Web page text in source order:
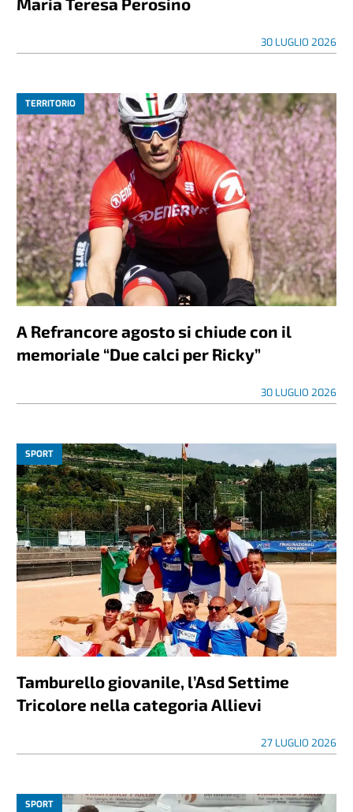
30 LUGLIO 2026
TERRITORIO
A Refrancore agosto si chiude con il
memoriale “Due calci per Ricky”
30 LUGLIO 2026
SPORT
Tamburello giovanile, l’Asd Settime
Tricolore nella categoria Allievi
27 LUGLIO 2026
SPORT